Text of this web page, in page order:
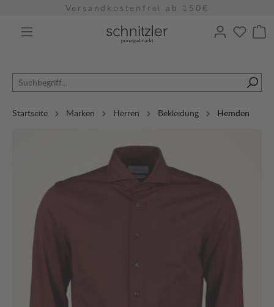
Versandkostenfrei ab 150€
Startseite Marken Herren Bekleidung Hemden